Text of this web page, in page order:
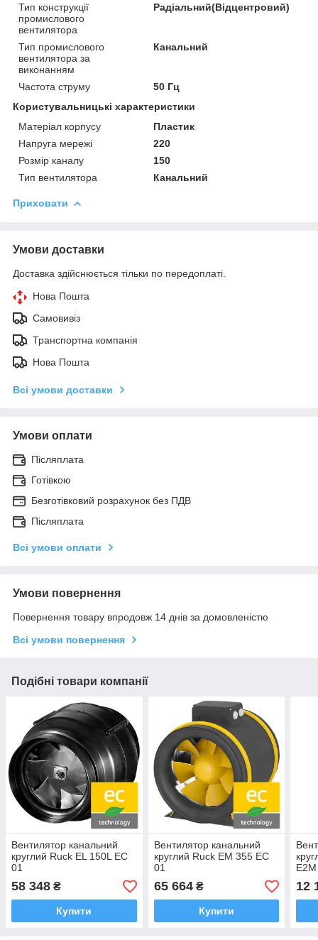
Тип конструкції
промислового
вентилятора
Радіальний(Відцентровий)
Тип промислового
вентилятора за
виконанням
Канальний
Частота струму
50 Гц
Користувальницькі характеристики
Матеріал корпусу
Пластик
Напруга мережі
220
Розмір каналу
150
Тип вентилятора
Канальний
Приховати
Умови доставки
Доставка здійснюється тільки по передоплаті.
Нова Пошта
Самовивіз
Транспортна компанія
Нова Пошта
Всі умови доставки
Умови оплати
Післяплата
Готівкою
Безготівковий розрахунок без ПДВ
Післяплата
Всі умови оплати
Умови повернення
Повернення товару впродовж 14 днів за домовленістю
Всі умови повернення
Подібні товари компанії
Вентилятор канальний
круглий Ruck EL 150L EC
01
58 348 ₴
Купити
Вентилятор канальний
круглий Ruck EM 355 EC
01
65 664₴
Купити
12